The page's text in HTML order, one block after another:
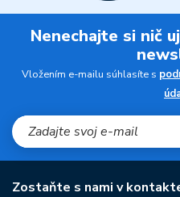
Nenechajte si nič
Vložením e-mailu súhlasíte s
Zostaňte s nami v